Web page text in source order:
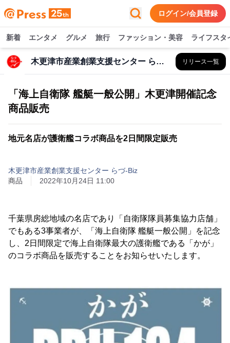
ログイン/会員登録
新着 エンタメ グルメ 旅行 ファッション・美容 ライフスタ
木更津市産業創業支援センター らづ-Biz リリース一覧
「海上自衛隊 艦艇一般公開」木更津開催記念
商品販売
地元名店が護衛艦コラボ商品を2日間限定販売
木更津市産業創業支援センター らづ-Biz
商品
2022年10月24日 11:00
千葉県房総地域の名店であり「自衛隊隊員募集協力店舗」
でもある3事業者が、「海上自衛隊 艦艇一般公開」を記念
し、2日間限定で海上自衛隊最大の護衛艦である「かが」
のコラボ商品を販売することをお知らせいたします。